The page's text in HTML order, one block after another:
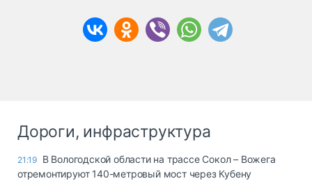
Дороги, инфраструктура
21:19 В Вологодской области на трассе Сокол – Вожега
отремонтируют 140-метровый мост через Кубену